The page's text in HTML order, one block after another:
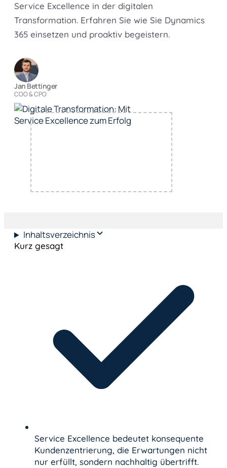
Service Excellence in der digitalen
Transformation. Erfahren Sie wie Sie Dynamics
365 einsetzen und proaktiv begeistern.
Jan Bettinger
COO & CPO
Inhaltsverzeichnis
Kurz gesagt
Service Excellence bedeutet konsequente
Kundenzentrierung, die Erwartungen nicht
nur erfüllt, sondern nachhaltig übertrifft.